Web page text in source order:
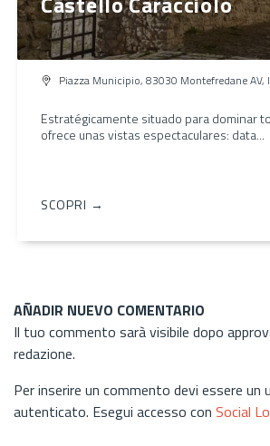
Piazza Municipio, 83030 Montefredane AV,
Estratégicamente situado para dominar
ofrece unas vistas espectaculares: data...
SCOPRI →
AÑADIR NUEVO COMENTARIO
Il tuo commento sarà visibile dopo
redazione.
Per inserire un commento devi essere un
autenticato. Esegui accesso con Social